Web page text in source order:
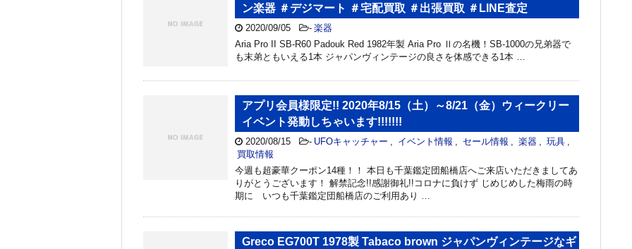
ン楽器 ＃デジマート ＃宅配買取 ＃出張買取 ＃LINE査定
2020/09/05 - 楽器
Aria Pro II SB-R60 Padouk Red 1982年製 Aria Pro Ⅱの名機！SB-1000の兄弟器で
も末弟ともいえる1本 ジャパンヴィンテージの良さを体感できる1本 …
アプリ会員様限定!! 2020年8/15（土）～8/21（金）ウィークリー
イベント発動しちゃいます!!!!!!!
2020/08/15 - UFOキャッチャー , イベント情報 , セール情報 , 楽器 , 玩具 ,
買取情報
今週も超豪華クーポン14種！！ 本日も千葉鑑定団船橋店へご来店いただきましてあ
りがとうございます！ 解禁記念!!感謝御礼!!コロナに負けず じめじめした梅雨の時
期に いつも千葉鑑定団船橋店のご利用あり …
Greco EG700T 1978製 Tabaco brown ジャパンヴィンテージなギ